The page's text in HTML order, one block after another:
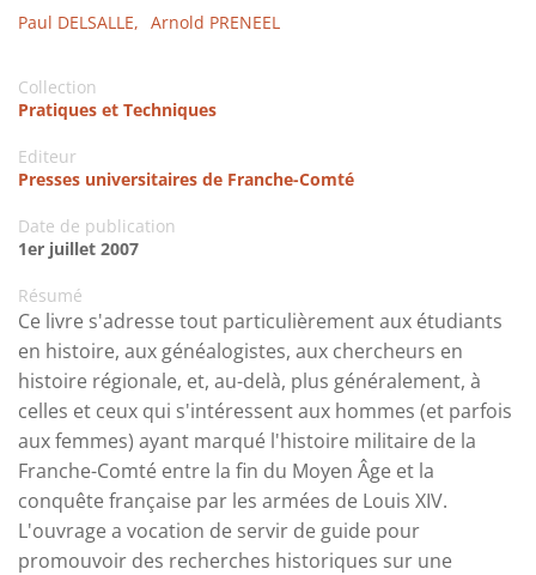
Paul DELSALLE, Arnold PRENEEL
Collection
Pratiques et Techniques
Editeur
Presses universitaires de Franche-Comté
Date de publication
1er juillet 2007
Résumé
Ce livre s'adresse tout particulièrement aux étudiants
en histoire, aux généalogistes, aux chercheurs en
histoire régionale, et, au-delà, plus généralement, à
celles et ceux qui s'intéressent aux hommes (et parfois
aux femmes) ayant marqué l'histoire militaire de la
Franche-Comté entre la fin du Moyen Âge et la
conquête française par les armées de Louis XIV.
L'ouvrage a vocation de servir de guide pour
promouvoir des recherches historiques sur une